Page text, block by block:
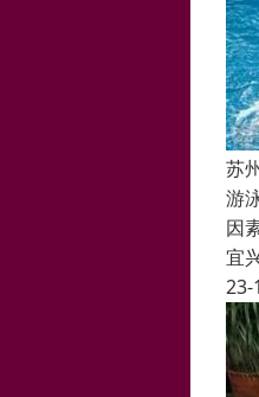
苏
游
因
宜
23-